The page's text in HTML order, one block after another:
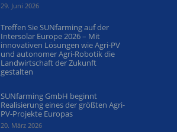
29. Juni 2026
Treffen Sie SUNfarming auf der
Intersolar Europe 2026 – Mit
innovativen Lösungen wie Agri-PV
und autonomer Agri-Robotik die
Landwirtschaft der Zukunft
gestalten
SUNfarming GmbH beginnt
Realisierung eines der größten Agri-
PV-Projekte Europas
20. März 2026